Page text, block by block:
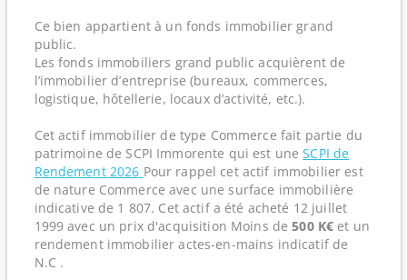
Ce bien appartient à un fonds immobilier grand
public.
Les fonds immobiliers grand public acquièrent de
l’immobilier d’entreprise (bureaux, commerces,
logistique, hôtellerie, locaux d’activité, etc.).
Cet actif immobilier de type Commerce fait partie du
patrimoine de SCPI Immorente qui est uneSCPI de
Rendement 2026 Pour rappel cet actif immobilier est
de nature Commerce avec une surface immobilière
indicative de 1 807. Cet actif a été acheté 12 juillet
1999 avec un prix d'acquisition Moins de500 K€ et un
rendement immobilier actes-en-mains indicatif de
N.C .